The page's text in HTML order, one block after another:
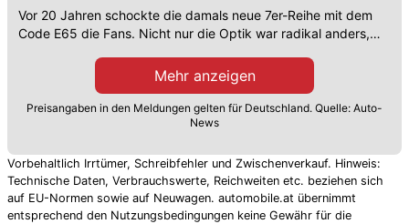
Vor 20 Jahren schockte die damals neue 7er-Reihe mit dem
Code E65 die Fans. Nicht nur die Optik war radikal anders,
Mehr anzeigen
Preisangaben in den Meldungen gelten für Deutschland. Quelle: Auto-
News
Vorbehaltlich Irrtümer, Schreibfehler und Zwischenverkauf. Hinweis:
Technische Daten, Verbrauchswerte, Reichweiten etc. beziehen sich
auf EU-Normen sowie auf Neuwagen. automobile.at übernimmt
entsprechend den Nutzungsbedingungen keine Gewähr für die